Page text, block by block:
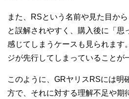
また、RSという名前や見た目か
と誤解されやすく、購入後に「思
感じてしまうケースも見られます
ジが先行してしまっていることが
このように、GRヤリスRSには明
方で、それに対する理解不足や期